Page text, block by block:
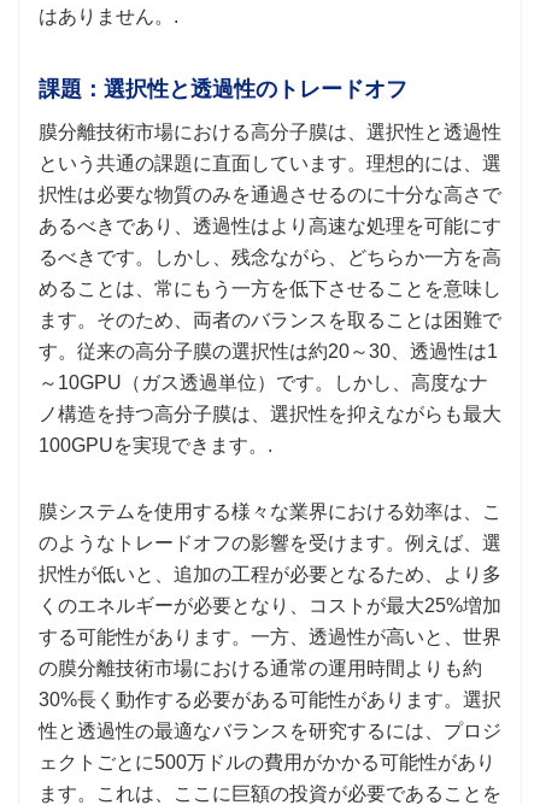
はありません。.
課題：選択性と透過性のトレードオフ
膜分離技術市場における高分子膜は、選択性と透過性
という共通の課題に直面しています。理想的には、選
択性は必要な物質のみを通過させるのに十分な高さで
あるべきであり、透過性はより高速な処理を可能にす
るべきです。しかし、残念ながら、どちらか一方を高
めることは、常にもう一方を低下させることを意味し
ます。そのため、両者のバランスを取ることは困難で
す。従来の高分子膜の選択性は約20～30、透過性は1
～10GPU（ガス透過単位）です。しかし、高度なナ
ノ構造を持つ高分子膜は、選択性を抑えながらも最大
100GPUを実現できます。.
膜システムを使用する様々な業界における効率は、こ
のようなトレードオフの影響を受けます。例えば、選
択性が低いと、追加の工程が必要となるため、より多
くのエネルギーが必要となり、コストが最大25%増加
する可能性があります。一方、透過性が高いと、世界
の膜分離技術市場における通常の運用時間よりも約
30%長く動作する必要がある可能性があります。選択
性と透過性の最適なバランスを研究するには、プロジ
ェクトごとに500万ドルの費用がかかる可能性があり
ます。これは、ここに巨額の投資が必要であることを